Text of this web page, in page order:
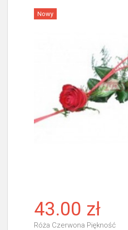
Nowy
43.00 zł
Róża Czerwona Piękność